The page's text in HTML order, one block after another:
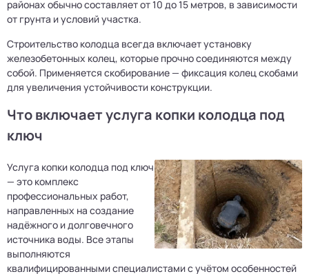
районах обычно составляет от 10 до 15 метров, в зависимости
от грунта и условий участка.
Строительство колодца всегда включает установку
железобетонных колец, которые прочно соединяются между
собой. Применяется скобирование — фиксация колец скобами
для увеличения устойчивости конструкции.
Что включает услуга копки колодца под
ключ
Услуга копки колодца под ключ
— это комплекс
профессиональных работ,
направленных на создание
надёжного и долговечного
источника воды. Все этапы
выполняются
квалифицированными специалистами с учётом особенностей